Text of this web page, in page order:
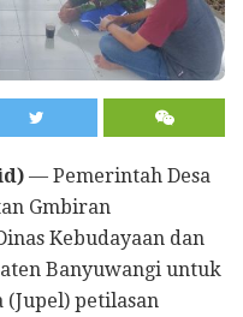
— Pemerintah Desa
Gmbiran
Kebudayaan dan
Banyuwangi untuk
petilasan